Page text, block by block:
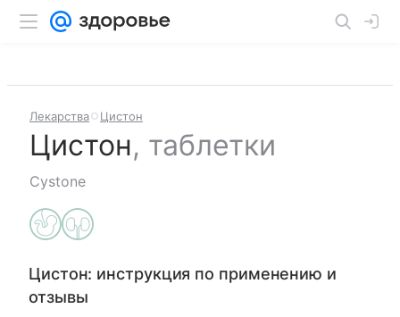
Лекарства Цистон
Цистон, таблетки
Cystone
Цистон: инструкция по применению и
отзывы